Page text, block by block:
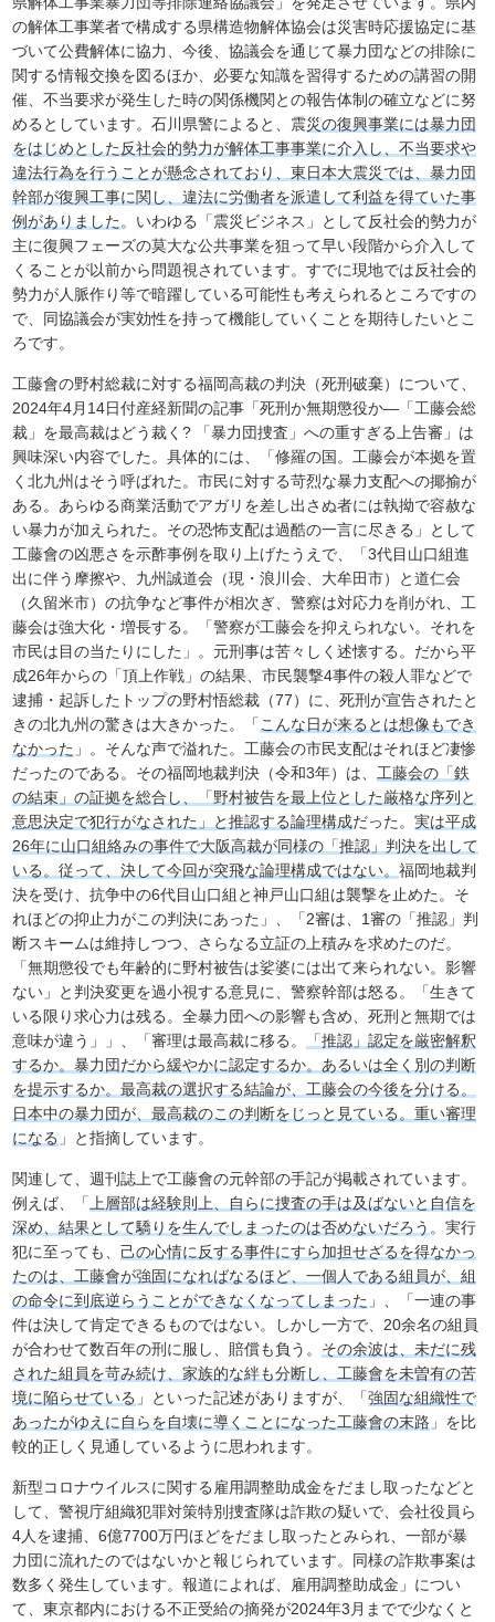
の解体工事業者で構成する県構造物解体協会は災害時応援協定に基
づいて公費解体に協力、今後、協議会を通じて暴力団などの排除に
関する情報交換を図るほか、必要な知識を習得するための講習の開
催、不当要求が発生した時の関係機関との報告体制の確立などに努
めるとしています。石川県警によると、震災の復興事業には暴力団
をはじめとした反社会的勢力が解体工事事業に介入し、不当要求や
違法行為を行うことが懸念されており、東日本大震災では、暴力団
幹部が復興工事に関し、違法に労働者を派遣して利益を得ていた事
例がありました 。いわゆる「震災ビジネス」として反社会的勢力が
主に復興フェーズの莫大な公共事業を狙って早い段階から介入して
くることが以前から問題視されています。すでに現地では反社会的
勢力が人脈作り等で暗躍している可能性も考えられるところですの
で、同協議会が実効性を持って機能していくことを期待したいとこ
ろです。
工藤會の野村総裁に対する福岡高裁の判決（死刑破棄）について、
2024年4月14日付産経新聞の記事「死刑か無期懲役か―「工藤会総
裁」を最高裁はどう裁く? 「暴力団捜査」への重すぎる上告審」は
興味深い内容でした。具体的には、「修羅の国。工藤会が本拠を置
く北九州はそう呼ばれた。市民に対する苛烈な暴力支配への揶揄が
ある。あらゆる商業活動でアガリを差し出さぬ者には執拗で容赦な
い暴力が加えられた。その恐怖支配は過酷の一言に尽きる」として
工藤會の凶悪さを示酢事例を取り上げたうえで、「3代目山口組進
出に伴う摩擦や、九州誠道会（現・浪川会、大牟田市）と道仁会
（久留米市）の抗争など事件が相次ぎ、警察は対応力を削がれ、工
藤会は強大化・増長する。「警察が工藤会を抑えられない。それを
市民は目の当たりにした」。元刑事は苦々しく述懐する。だから平
成26年からの「頂上作戦」の結果、市民襲撃4事件の殺人罪などで
逮捕・起訴したトップの野村悟総裁（77）に、死刑が宣告されたと
きの北九州の驚きは大きかった。「こんな日が来るとは想像もでき
なかった 」。そんな声で溢れた。工藤会の市民支配はそれほど凄惨
だったのである。その福岡地裁判決（令和3年）は、 工藤会の「鉄
の結束」の証拠を総合し、「野村被告を最上位とした厳格な序列と
意思決定で犯行がなされた」と推認する論理構成だった。実は平成
26年に山口組絡みの事件で大阪高裁が同様の「推認」判決を出して
いる。従って、決して今回が突飛な論理構成ではない。福岡地裁判
決を受け、抗争中の6代目山口組と神戸山口組は襲撃を止めた。そ
れほどの抑止力がこの判決にあった」、「2審は、1審の「推認」判
断スキームは維持しつつ、さらなる立証の上積みを求めたのだ。
「無期懲役でも年齢的に野村被告は娑婆には出て来られない。影響
ない」と判決変更を過小視する意見に、警察幹部は怒る。「生きて
いる限り求心力は残る。全暴力団への影響も含め、死刑と無期では
意味が違う」」、「審理は最高裁に移る。
「推認」認定を厳密解釈
するか。暴力団だから緩やかに認定するか。あるいは全く別の判断
を提示するか。最高裁の選択する結論が、工藤会の今後を分ける。
日本中の暴力団が、最高裁のこの判断をじっと見ている。重い審理
になる 」と指摘しています。
関連して、週刊誌上で工藤會の元幹部の手記が掲載されています。
例えば、「 上層部は経験則上、自らに捜査の手は及ばないと自信を
深め、結果として驕りを生んでしまったのは否めないだろう 。実行
犯に至っても、己の心情に反する事件にすら加担せざるを得なかっ
たのは、工藤會が強固になればなるほど、一個人である組員が、組
の命令に到底逆らうことができなくなってしまった 」、「一連の事
件は決して肯定できるものではない。しかし一方で、20余名の組員
が合わせて数百年の刑に服し、賠償も負う。 その余波は、未だに残
された組員を苛み続け、家族的な絆も分断し、工藤會を未曽有の苦
境に陥らせている 」といった記述がありますが、「強固な組織性で
あったがゆえに自らを自壊に導くことになった工藤會の末路 」を比
較的正しく見通しているように思われます。
新型コロナウイルスに関する雇用調整助成金をだまし取ったなどと
して、警視庁組織犯罪対策特別捜査隊は詐欺の疑いで、会社役員ら
4人を逮捕、6億7700万円ほどをだまし取ったとみられ、一部が暴
力団に流れたのではないかと報じられています。同様の詐欺事案は
数多く発生しています。報道によれば、雇用調整助成金」につい
て、東京都内における不正受給の摘発が2024年3月までで少なくと